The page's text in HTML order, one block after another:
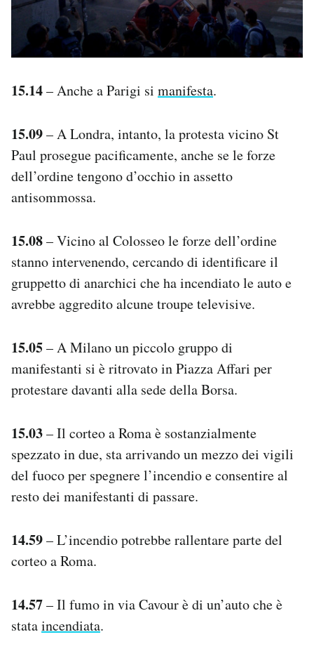
15.14– Anche a Parigi si manifesta.
15.09– A Londra, intanto, la protesta vicino St
Paul prosegue pacificamente, anche se le forze
dell’ordine tengono d’occhio in assetto
antisommossa.
15.08– Vicino al Colosseo le forze dell’ordine
stanno intervenendo, cercando di identificare il
gruppetto di anarchici che ha incendiato le auto e
avrebbe aggredito alcune troupe televisive.
15.05– A Milano un piccolo gruppo di
manifestanti si è ritrovato in Piazza Affari per
protestare davanti alla sede della Borsa.
15.03– Il corteo a Roma è sostanzialmente
spezzato in due, sta arrivando un mezzo dei vigili
del fuoco per spegnere l’incendio e consentire al
resto dei manifestanti di passare.
14.59– L’incendio potrebbe rallentare parte del
corteo a Roma.
14.57– Il fumo in via Cavour è di un’auto che è
stataincendiata.